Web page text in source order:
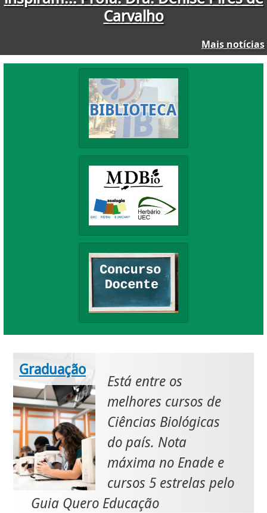
Mais notícias
Graduação
Está entre os
melhores cursos de
Ciências Biológicas
do país. Nota
máxima no Enade e
cursos 5 estrelas pelo
Guia Quero Educação